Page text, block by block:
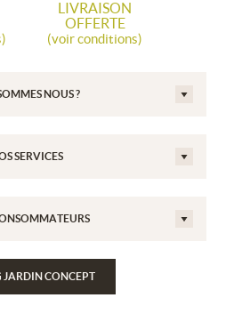
LIVRAISON
OFFERTE
(voir conditions)
NOUS ?
SERVICES
JARDIN CONCEPT